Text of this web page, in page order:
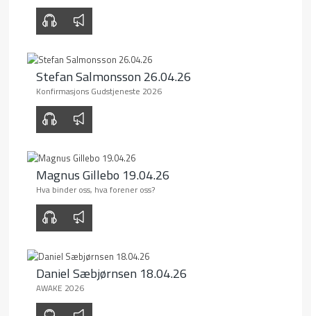
00:00
Stefan Salmonsson 26.04.26
00:00
Konfirmasjons Gudstjeneste 2026
Magnus Gillebo 19.04.26
00:00
Hva binder oss, hva forener oss?
Daniel Sæbjørnsen 18.04.26
00:00
AWAKE 2026